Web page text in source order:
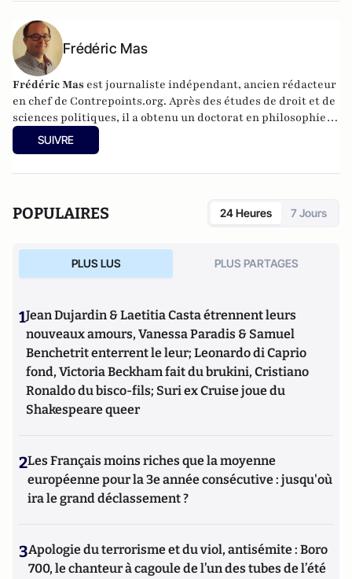
Frédéric Mas
Frédéric Mas est journaliste indépendant, ancien rédacteur
en chef de Contrepoints.org. Après des études de droit et de
sciences politiques, il a obtenu un doctorat en philosophie
politique (Sorbonne-Universités).
SUIVRE
POPULAIRES 24 Heures 7 Jours
PLUS LUS PLUS PARTAGES
1Jean Dujardin & Laetitia Casta étrennent leurs
nouveaux amours, Vanessa Paradis & Samuel
Benchetrit enterrent le leur; Leonardo di Caprio
fond, Victoria Beckham fait du brukini, Cristiano
Ronaldo du bisco-fils; Suri ex Cruise joue du
Shakespeare queer
2Les Français moins riches que la moyenne
européenne pour la 3e année consécutive : jusqu'où
ira le grand déclassement ?
3Apologie du terrorisme et du viol, antisémite : Boro
700, le chanteur à cagoule de l’un des tubes de l’été